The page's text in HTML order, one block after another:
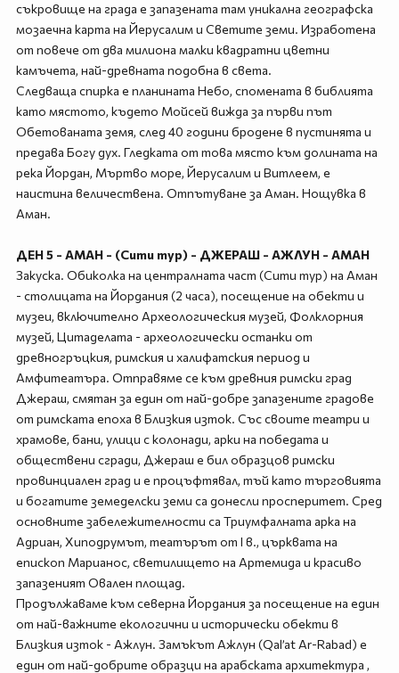
съкровище на града е запазената там уникална географска
мозаечна карта на Йерусалим и Светите земи. Изработена
от повече от два милиона малки квадратни цветни
камъчета, най-древната подобна в света.
Следваща спирка е планината Небо, спомената в библията
като мястото, където Мойсей вижда за първи път
Обетованата земя, след 40 години бродене в пустинята и
предава Богу дух. Гледката от това място към долината на
река Йордан, Мъртво море, Йерусалим и Витлеем, е
наистина величествена. Отпътуване за Аман. Нощувка в
Аман.
ДЕН 5 - АМАН - (Сити тур) - ДЖЕРАШ - АЖЛУН - АМАН
Закуска. Обиколка на централната част (Сити тур) на Аман
- столицата на Йордания (2 часа), посещение на обекти и
музеи, включително Археологическия музей, Фолклорния
музей, Цитаделата - археологически останки от
древногръцкия, римския и халифатския период и
Амфитеатъра. Отправяме се към древния римски град
Джераш, смятан за един от най-добре запазените градове
от римската епоха в Близкия изток. Със своите театри и
храмове, бани, улици с колонади, арки на победата и
обществени сгради, Джераш е бил образцов римски
провинциален град и е процъфтявал, тъй като търговията
и богатите земеделски земи са донесли просперитет. Сред
основните забележителности са Триумфалната арка на
Адриан, Хиподрумът, театърът от I в., църквата на
епископ Марианос, светилището на Артемида и красиво
запазеният Овален площад.
Продължаваме към северна Йордания за посещение на един
от най-важните екологични и исторически обекти в
Близкия изток - Ажлун. Замъкът Ажлун (Qal’at Ar-Rabad) е
един от най-добрите образци на арабската архитектура ,